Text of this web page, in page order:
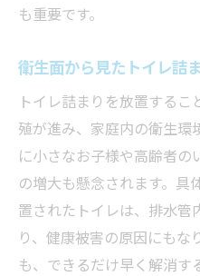
も重要です。
衛生面から見たトイレ詰
トイレ詰まりを放置する
殖が進み、家庭内の衛生環
に小さなお子様や高齢者の
の増大も懸念されます。具
置されたトイレは、排水管
り、健康被害の原因にもな
も、できるだけ早く解消す